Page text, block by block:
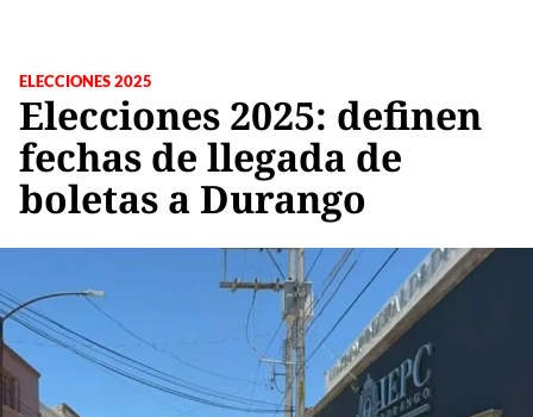
ELECCIONES 2025
Elecciones 2025: definen
fechas de llegada de
boletas a Durango